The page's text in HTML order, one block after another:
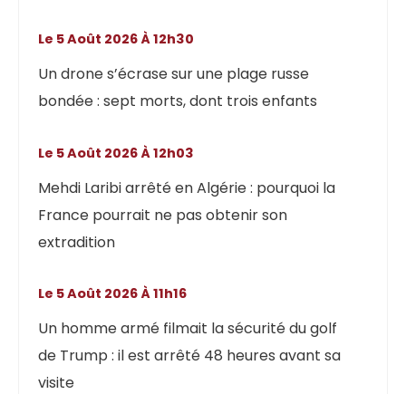
Un drone s’écrase sur une plage russe
bondée : sept morts, dont trois enfants
Le 5 Août 2026 À 12h30
Mehdi Laribi arrêté en Algérie : pourquoi la
France pourrait ne pas obtenir son
extradition
Le 5 Août 2026 À 12h03
Un homme armé filmait la sécurité du golf
de Trump : il est arrêté 48 heures avant sa
visite
Le 5 Août 2026 À 11h16